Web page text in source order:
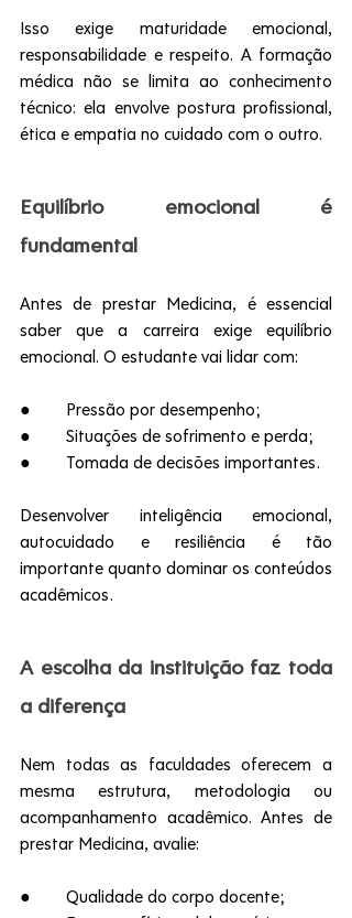
Isso exige maturidade emocional,
responsabilidade e respeito. A formação
médica não se limita ao conhecimento
técnico: ela envolve postura profissional,
ética e empatia no cuidado com o outro.
Equilíbrio emocional é
fundamental
Antes de prestar Medicina, é essencial
saber que a carreira exige equilíbrio
emocional. O estudante vai lidar com:
●        Pressão por desempenho;
●        Situações de sofrimento e perda;
●        Tomada de decisões importantes.
Desenvolver inteligência emocional,
autocuidado e resiliência é tão
importante quanto dominar os conteúdos
acadêmicos.
A escolha da instituição faz toda
a diferença
Nem todas as faculdades oferecem a
mesma estrutura, metodologia ou
acompanhamento acadêmico. Antes de
prestar Medicina, avalie:
●        Qualidade do corpo docente;